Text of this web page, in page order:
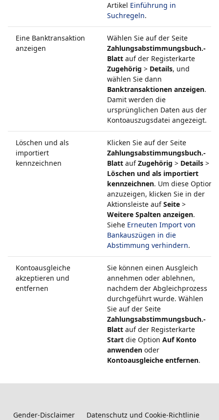
Artikel Einführung in
Suchregeln.
Eine Banktransaktion
anzeigen
Wählen Sie auf der Seite
Zahlungsabstimmungsbuch.-
Blatt auf der Registerkarte
Zugehörig > Details, und
wählen Sie dann
Banktransaktionen anzeigen.
Damit werden die
ursprünglichen Daten aus der
Kontoauszugsdatei angezeigt.
Löschen und als
importiert
kennzeichnen
Klicken Sie auf der Seite
Zahlungsabstimmungsbuch.-
Blatt aufZugehörig > Details >
Löschen und als importiert
kennzeichnen. Um diese Option
anzuzeigen, klicken Sie in der
Aktionsleiste aufSeite >
Weitere Spalten anzeigen.
Siehe Erneuten Import von
Bankauszügen in die
Abstimmung verhindern.
Kontoausgleiche
akzeptieren und
entfernen
Sie können einen Ausgleich
annehmen oder ablehnen,
nachdem der Abgleichprozess
durchgeführt wurde. Wählen
Sie auf der Seite
Zahlungsabstimmungsbuch.-
Blatt auf der Registerkarte
Start die Option Auf Konto
anwenden oder
Kontoausgleiche entfernen.
Gender-Disclaimer Datenschutz und Cookie-Richtlinie